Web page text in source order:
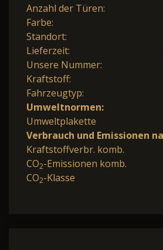
Anzahl der Türen:
Farbe:
Standort:
Lieferzeit:
Unsere Nummer:
Kraftstoff:
Fahrzeugtyp:
Umweltnormen:
Umweltplakette
Verbrauch und Emissionen
Kraftstoffverbr. komb.
CO2-Emissionen komb.
CO2-Klasse